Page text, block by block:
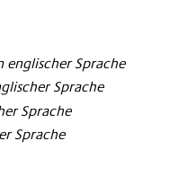
englischer Sprache
Sprache
Sprache
Sprache